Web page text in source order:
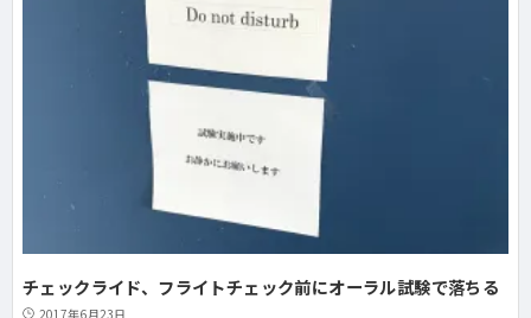
チェックライド、フライトチェック前にオーラル試験で落ちる
2017年6月23日